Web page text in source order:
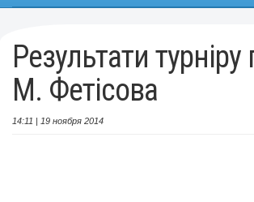
Результати турніру
М. Фетісова
14:11 | 19 ноября 2014